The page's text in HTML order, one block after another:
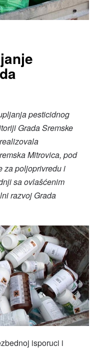
pesticidnog
Grada Sremske
Mitrovica, pod
za poljoprivredu i
sa ovlašćenim
razvoj Grada
isporuci i